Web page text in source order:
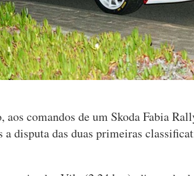
comandos de um Skoda Fabia
disputa das duas primeiras